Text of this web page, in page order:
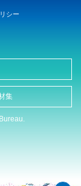
シー
集